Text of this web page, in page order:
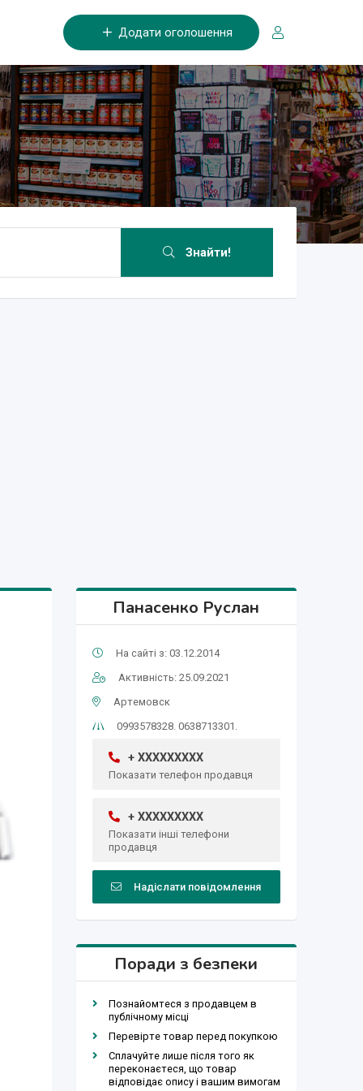
Додати оголошення
Знайти!
Панасенко Руслан
На сайті з: 03.12.2014
Активність: 25.09.2021
Артемовск
0993578328. 0638713301.
+ XXXXXXXXX
Показати телефон продавця
+ XXXXXXXXX
Показати інші телефони
продавця
Надіслати повідомлення
Поради з безпеки
Познайомтеся з продавцем в
публічному місці
Перевірте товар перед покупкою
Сплачуйте лише після того як
переконаєтеся, що товар
відповідає опису і вашим вимогам